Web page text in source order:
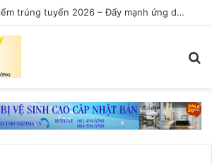
Thời gian làm việc được tính trợ cấp thôi việc đối với công chức từ 01/8/2026 được quy định như thế nào?